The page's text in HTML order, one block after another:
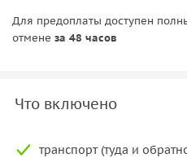
Для предоплаты доступен
отмене за 48 часов
Что включено
транспорт (туда и